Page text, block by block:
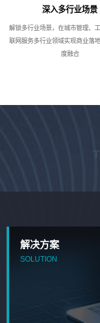
深入多行业场景
解锁多行业场景，在城市管理、
联网服务多行业领域实现商业落
度融合
解决方案
SOLUTION